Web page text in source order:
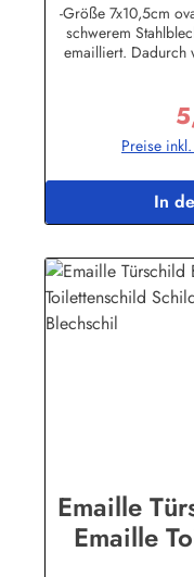
-Größe 7x10,5cm
schwerem
emailliert. Dadurch
enthalten sind,
die Lackierung
auch nachPreise
In
Emaille
Emaille